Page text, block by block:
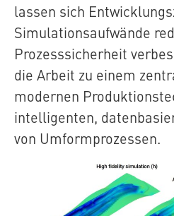
lassen sich
Simulationsaufwände
Prozesssicherheit
die Arbeit zu einem
modernen
intelligenten,
von Umformprozessen.